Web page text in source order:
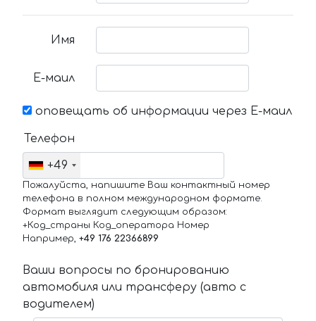
Имя
Е-маил
оповещать об информации через Е-маил
Телефон
+49
Пожалуйста, напишите Ваш контактный номер
телефона в полном международном формате.
Формат выглядит следующим образом:
+Код_страны Код_оператора Номер
Например, +49 176 22366899
Ваши вопросы по бронированию
автомобиля или трансферу (авто с
водителем)